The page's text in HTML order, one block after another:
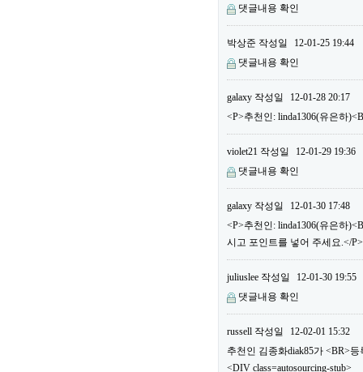
댓글내용 확인
박상준 작성일
12-01-25 19:44
댓글내용 확인
galaxy 작성일
12-01-28 20:17
<P>추천인: linda1306(유은하
violet21 작성일
12-01-29 19:36
댓글내용 확인
galaxy 작성일
12-01-30 17:48
<P>추천인: linda1306(유은하
시고 포인트를 넣어 주세요.</P>
juliuslee 작성일
12-01-30 19:55
댓글내용 확인
russell 작성일
12-02-01 15:32
추천인 김종화diak85가 <BR>
<DIV class=autosourcing-stub>